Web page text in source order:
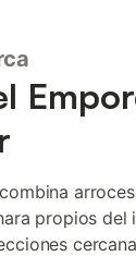
propios del